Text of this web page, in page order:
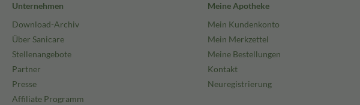
Unternehmen
Download-Archiv
Über Sanicare
Stellenangebote
Partner
Presse
Affiliate Programm
Meine Apotheke
Mein Kundenkonto
Mein Merkzettel
Meine Bestellungen
Kontakt
Neuregistrierung